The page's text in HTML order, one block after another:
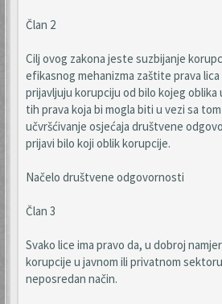
Član 2
Cilj ovog zakona jeste suzbijanje
efikasnog mehanizma zaštite prava
prijavljuju korupciju od bilo kojeg oblika
tih prava koja bi mogla biti u vezi sa
učvršćivanje osjećaja društvene
prijavi bilo koji oblik korupcije.
Načelo društvene odgovornosti
Član 3
Svako lice ima pravo da, u dobroj
korupcije u javnom ili privatnom
neposredan način.